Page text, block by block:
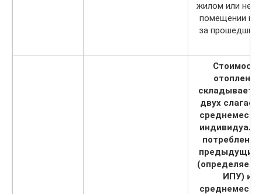
жилом или
помещении в
за прошедший
Стоимость
отопления
двух
потребление
предыдущий
ИПУ) и